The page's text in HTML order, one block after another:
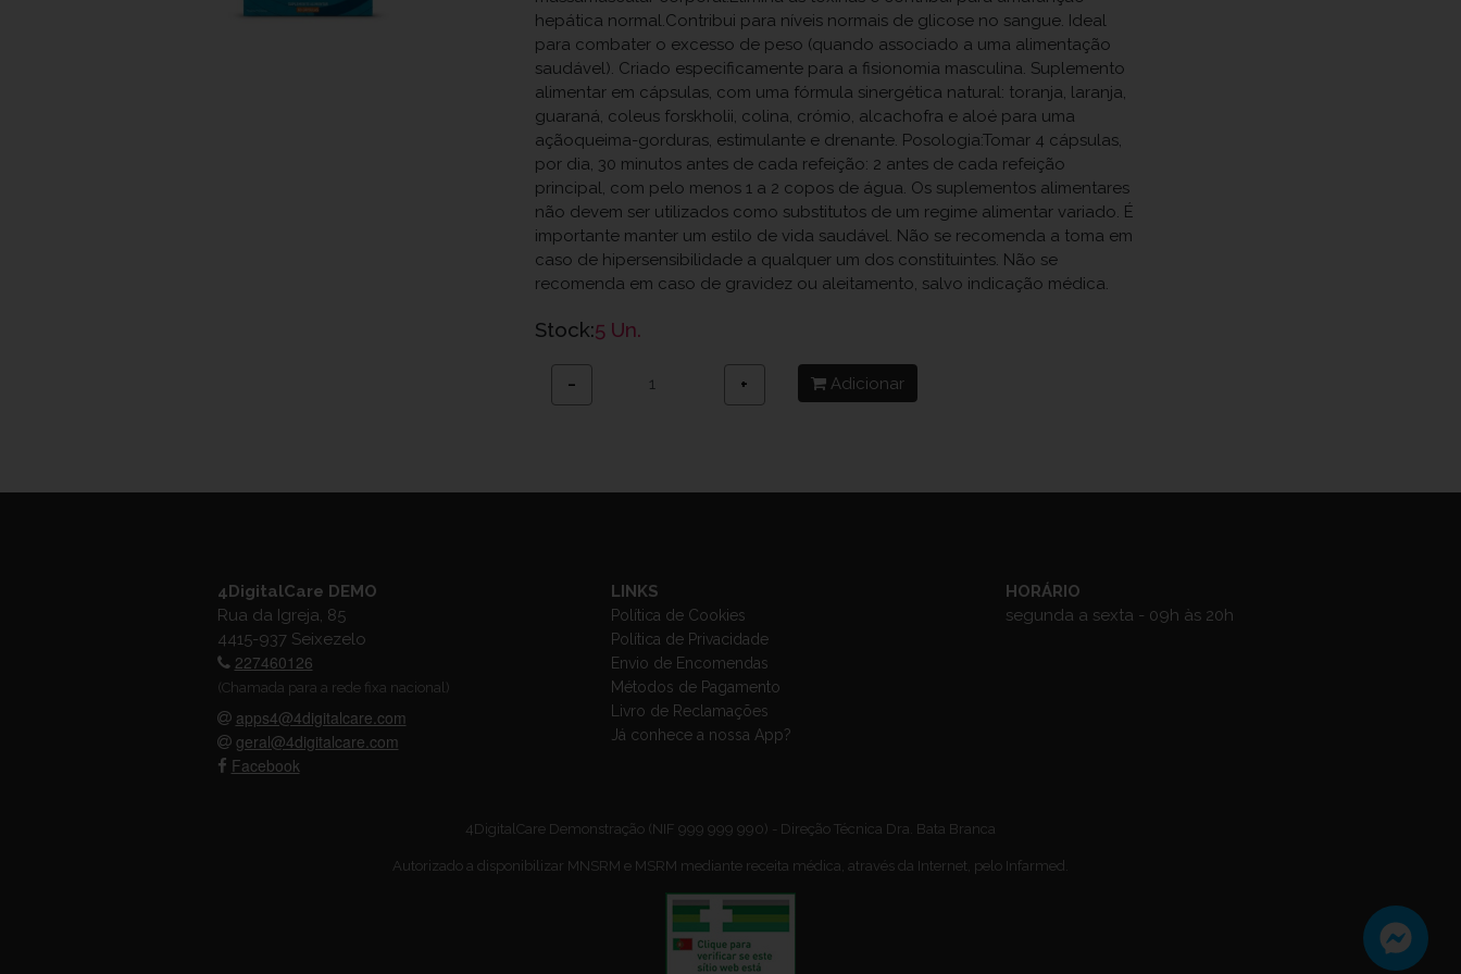
hepática normal.Contribui para níveis normais de glicose no sangue. Ideal
para combater o excesso de peso (quando associado a uma alimentação
saudável). Criado especificamente para a fisionomia masculina. Suplemento
alimentar em cápsulas, com uma fórmula sinergética natural: toranja, laranja,
guaraná, coleus forskholii, colina, crómio, alcachofra e aloé para uma
açãoqueima-gorduras, estimulante e drenante. Posologia:Tomar 4 cápsulas,
por dia, 30 minutos antes de cada refeição: 2 antes de cada refeição
principal, com pelo menos 1 a 2 copos de água. Os suplementos alimentares
não devem ser utilizados como substitutos de um regime alimentar variado. É
importante manter um estilo de vida saudável. Não se recomenda a toma em
caso de hipersensibilidade a qualquer um dos constituintes. Não se
recomenda em caso de gravidez ou aleitamento, salvo indicação médica.
Stock:5 Un.
− + Adicionar
4DigitalCare DEMO
Rua da Igreja, 85
4415-937 Seixezelo
227460126
(Chamada para a rede fixa nacional)
apps4@4digitalcare.com
geral@4digitalcare.com
Facebook
LINKS
Política de Cookies
Política de Privacidade
Envio de Encomendas
Métodos de Pagamento
Livro de Reclamações
Já conhece a nossa App?
HORÁRIO
segunda a sexta - 09h às 20h
4DigitalCare Demonstração (NIF 999 999 990) - Direção Técnica Dra. Bata Branca
Autorizado a disponibilizar MNSRM e MSRM mediante receita médica, através da Internet, pelo Infarmed.